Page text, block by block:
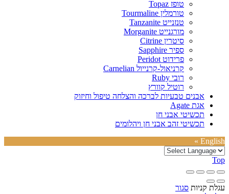
טופז Topaz
טורמלין Tourmaline
טנזנייט Tanzanite
מורגנייט Morganite
סיטרין Citrine
ספיר Sapphire
פרידוט Peridot
קרניאול-קרנייול Carnelian
רובי Ruby
רוטיל קוורץ
אבנים טבעיות לברכה והצלחה טיפול וחיזוק
אגת Agate
תכשיטי אבני חן
תכשיטי זהב אבני חן ויהלומים
English »
Top
עגלת קניות סגור